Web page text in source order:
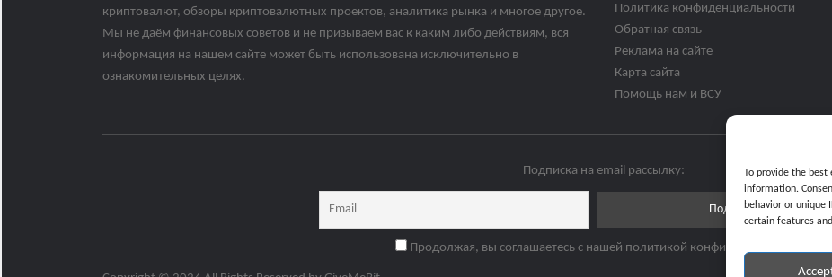
To provide the best
information.
behavior or unique
certain features
криптовалют, обзоры криптовалютных проектов, аналитика рынка и многое другое.
Мы не даём финансовых советов и не призываем вас к каким либо действиям, вся
информация на нашем сайте может быть использована исключительно в
ознакомительных целях.
Политика конфиденциальности
Обратная связь
Реклама на сайте
Карта сайта
Помощь нам и ВСУ
Подписка на email рассылку:
Продолжая, вы соглашаетесь с нашей политикой конфиденциальности